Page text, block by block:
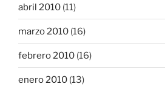
abril 2010 (11)
marzo 2010 (16)
febrero 2010 (16)
enero 2010 (13)